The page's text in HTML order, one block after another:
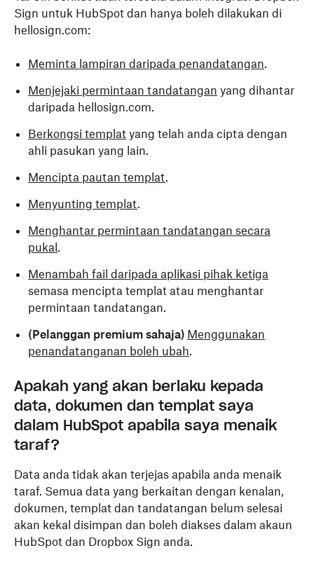
Sign untuk HubSpot dan hanya boleh dilakukan di
hellosign.com:
Meminta lampiran daripada penandatangan.
Menjejaki permintaan tandatangan yang dihantar
daripada hellosign.com.
Berkongsi templat yang telah anda cipta dengan
ahli pasukan yang lain.
Mencipta pautan templat.
Menyunting templat.
Menghantar permintaan tandatangan secara
pukal .
Menambah fail daripada aplikasi pihak ketiga
semasa mencipta templat atau menghantar
permintaan tandatangan.
(Pelanggan premium sahaja) Menggunakan
penandatanganan boleh ubah.
Apakah yang akan berlaku kepada
data, dokumen dan templat saya
dalam HubSpot apabila saya menaik
taraf?
Data anda tidak akan terjejas apabila anda menaik
taraf. Semua data yang berkaitan dengan kenalan,
dokumen, templat dan tandatangan belum selesai
akan kekal disimpan dan boleh diakses dalam akaun
HubSpot dan Dropbox Sign anda.